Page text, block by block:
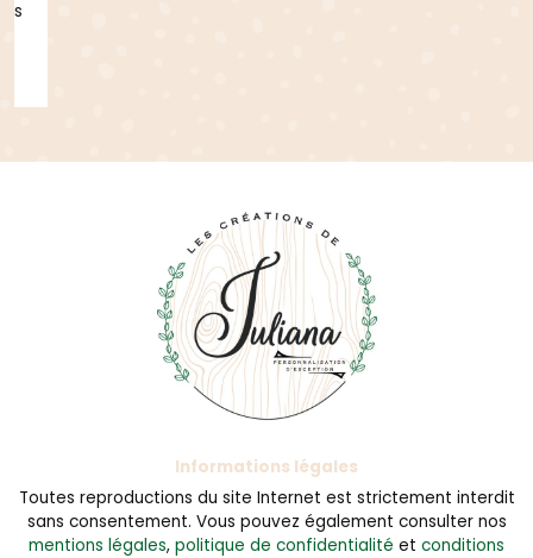
Informations légales
Toutes reproductions du site Internet est strictement interdit
sans consentement. Vous pouvez également consulter nos
mentions légales, politique de confidentialité et conditions